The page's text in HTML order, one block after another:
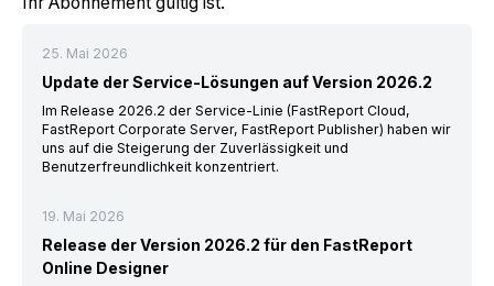
25. Mai 2026
Update der Service-Lösungen auf Version 2026.2
Im Release 2026.2 der Service-Linie (FastReport Cloud,
FastReport Corporate Server, FastReport Publisher) haben wir
uns auf die Steigerung der Zuverlässigkeit und
Benutzerfreundlichkeit konzentriert.
19. Mai 2026
Release der Version 2026.2 für den FastReport
Online Designer